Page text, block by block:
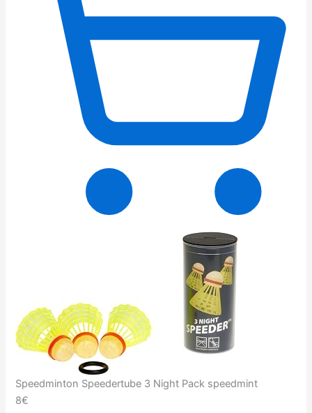
Speedminton Speedertube 3 Night Pack speedmint
8€